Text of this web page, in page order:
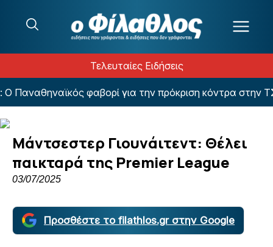
Τελευταίες Ειδήσεις
Παναθηναϊκός φαβορί για την πρόκριση κόντρα στην
Μάντσεστερ Γιουνάιτεντ: Θέλει
παικταρά της Premier League
03/07/2025
Προσθέστε το filathlos.gr στην Google